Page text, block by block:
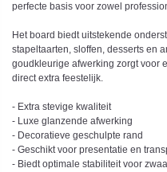
perfecte basis voor zowel
Het board biedt uitstekende
stapeltaarten, sloffen, desserts en
goudkleurige afwerking zorgt voor
direct extra feestelijk.
- Extra stevige kwaliteit
- Luxe glanzende afwerking
- Decoratieve geschulpte rand
- Geschikt voor presentatie en
- Biedt optimale stabiliteit voor